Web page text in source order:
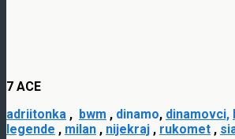
7 ACE
adriitonka , bwm , dinamo, dinamovci,
legende , milan , nijekraj , rukomet ,